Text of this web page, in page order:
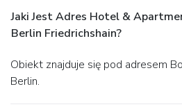
Jaki Jest Adres Hotel &
Berlin Friedrichshain?
Obiekt znajduje się pod adresem Boxhagener Str. 17 w
Berlin.